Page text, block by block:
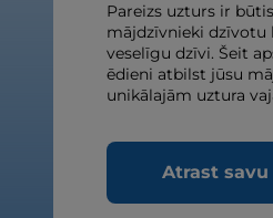
Pareizs uzturs ir
mājdzīvnieki dzīvotu
veselīgu dzīvi. Šeit
ēdieni atbilst jūsu
unikālajām uztura
Atrast